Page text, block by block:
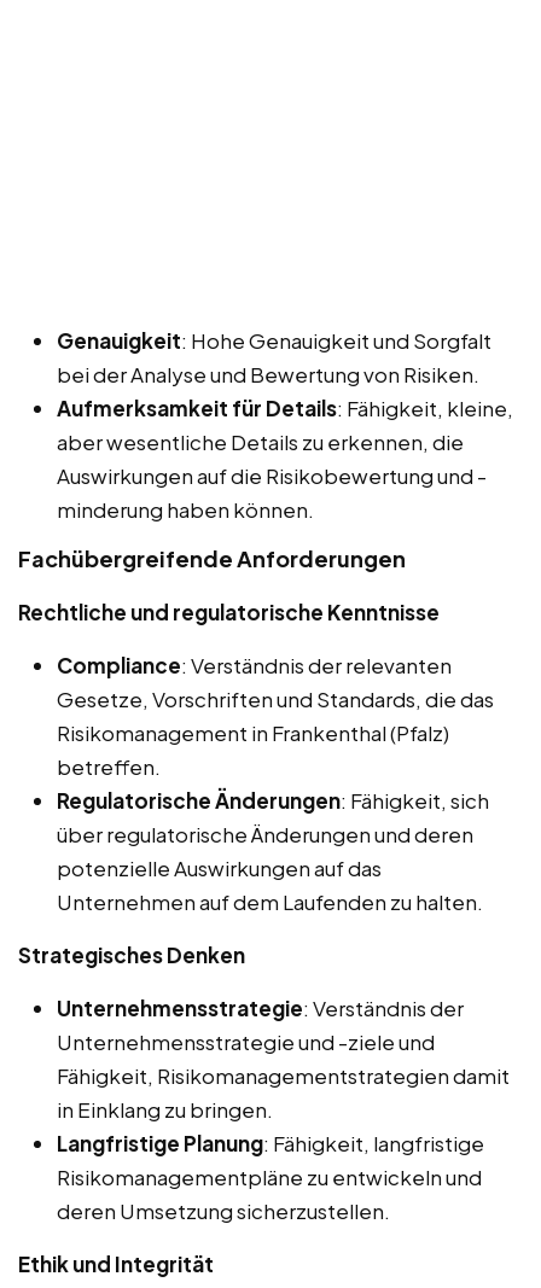
Genauigkeit: Hohe Genauigkeit und Sorgfalt
bei der Analyse und Bewertung von Risiken.
Aufmerksamkeit für Details: Fähigkeit, kleine,
aber wesentliche Details zu erkennen, die
Auswirkungen auf die Risikobewertung und -
minderung haben können.
Fachübergreifende Anforderungen
Rechtliche und regulatorische Kenntnisse
Compliance: Verständnis der relevanten
Gesetze, Vorschriften und Standards, die das
Risikomanagement in Frankenthal (Pfalz)
betreffen.
Regulatorische Änderungen: Fähigkeit, sich
über regulatorische Änderungen und deren
potenzielle Auswirkungen auf das
Unternehmen auf dem Laufenden zu halten.
Strategisches Denken
Unternehmensstrategie: Verständnis der
Unternehmensstrategie und -ziele und
Fähigkeit, Risikomanagementstrategien damit
in Einklang zu bringen.
Langfristige Planung: Fähigkeit, langfristige
Risikomanagementpläne zu entwickeln und
deren Umsetzung sicherzustellen.
Ethik und Integrität